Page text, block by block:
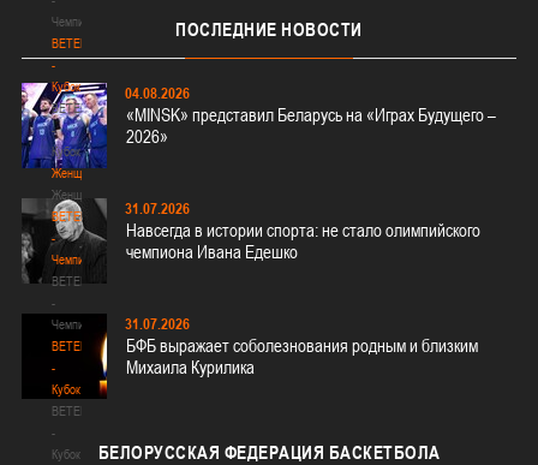
Чемпионат
BETERA
-
Кубок
BETERA
-
Кубок
Женщины
Женщины
BETERA
-
Чемпионат
BETERA
-
Чемпионат
BETERA
-
Кубок
BETERA
-
Кубок
ПОСЛЕДНИЕ НОВОСТИ
04.08.2026
«MINSK» представил Беларусь на «Играх Будущего –
2026»
31.07.2026
Навсегда в истории спорта: не стало олимпийского
чемпиона Ивана Едешко
31.07.2026
БФБ выражает соболезнования родным и близким
Михаила Курилика
БЕЛОРУССКАЯ ФЕДЕРАЦИЯ БАСКЕТБОЛА